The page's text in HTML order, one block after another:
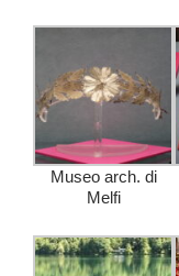
Museo arch. di
Melfi